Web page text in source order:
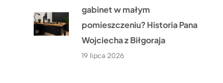
gabinet w małym
pomieszczeniu? Historia Pana
Wojciecha z Biłgoraja
19 lipca 2026